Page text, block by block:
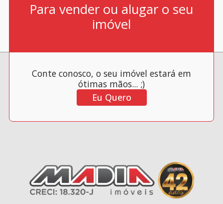
Para vender ou alugar o seu
imóvel
Conte conosco, o seu imóvel estará em
ótimas mãos... ;)
Eu Quero